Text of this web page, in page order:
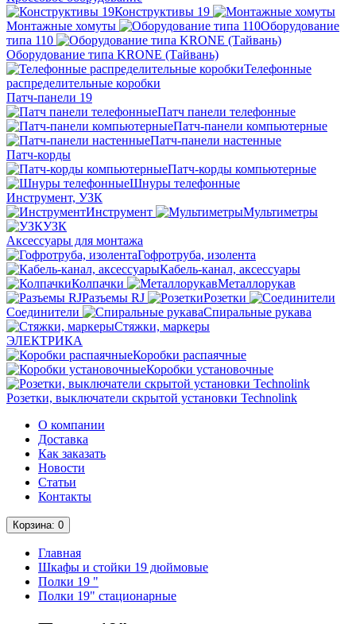
Конструктивы 19
Монтажные хомуты
Оборудование
типа 110
Оборудование типа KRONE (Тайвань)
Телефонные
распределительные коробки
Патч-панели 19
Патч панели телефонные
Патч-панели компьютерные
Патч-панели настенные
Патч-корды
Патч-корды компьютерные
Шнуры телефонные
Инструмент, УЗК
Инструмент
Мультиметры
УЗК
Аксессуары для монтажа
Гофротруба, изолента
Кабель-канал, аксессуары
Колпачки
Металлорукав
Разъемы RJ
Розетки
Соединители
Спиральные рукава
Стяжки, маркеры
ЭЛЕКТРИКА
Коробки распаячные
Коробки установочные
Розетки, выключатели скрытой установки Technolink
О компании
Доставка
Как заказать
Новости
Статьи
Контакты
Корзина: 0
Главная
Шкафы и стойки 19 дюймовые
Полки 19 "
Полки 19" стационарные